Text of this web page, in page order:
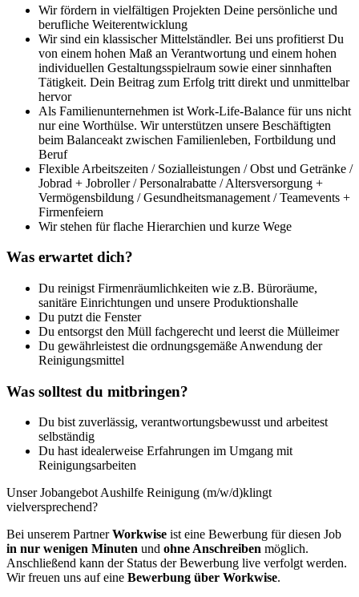
Wir fördern in vielfältigen Projekten Deine persönliche und
berufliche Weiterentwicklung
Wir sind ein klassischer Mittelständler. Bei uns profitierst Du
von einem hohen Maß an Verantwortung und einem hohen
individuellen Gestaltungsspielraum sowie einer sinnhaften
Tätigkeit. Dein Beitrag zum Erfolg tritt direkt und unmittelbar
hervor
Als Familienunternehmen ist Work-Life-Balance für uns nicht
nur eine Worthülse. Wir unterstützen unsere Beschäftigten
beim Balanceakt zwischen Familienleben, Fortbildung und
Beruf
Flexible Arbeitszeiten / Sozialleistungen / Obst und Getränke /
Jobrad + Jobroller / Personalrabatte / Altersversorgung +
Vermögensbildung / Gesundheitsmanagement / Teamevents +
Firmenfeiern
Wir stehen für flache Hierarchien und kurze Wege
Was erwartet dich?
Du reinigst Firmenräumlichkeiten wie z.B. Büroräume,
sanitäre Einrichtungen und unsere Produktionshalle
Du putzt die Fenster
Du entsorgst den Müll fachgerecht und leerst die Mülleimer
Du gewährleistest die ordnungsgemäße Anwendung der
Reinigungsmittel
Was solltest du mitbringen?
Du bist zuverlässig, verantwortungsbewusst und arbeitest
selbständig
Du hast idealerweise Erfahrungen im Umgang mit
Reinigungsarbeiten
Unser Jobangebot Aushilfe Reinigung (m/w/d)klingt
vielversprechend?
Bei unserem PartnerWorkwise ist eine Bewerbung für diesen Job
in nur wenigen Minuten und ohne Anschreiben möglich.
Anschließend kann der Status der Bewerbung live verfolgt werden.
Wir freuen uns auf eine Bewerbung über Workwise.